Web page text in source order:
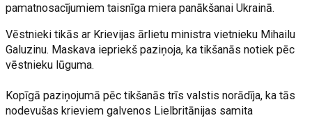
pamatnosacījumiem taisnīga miera panākšanai Ukrainā.
Vēstnieki tikās ar Krievijas ārlietu ministra vietnieku Mihailu
Galuzinu. Maskava iepriekš paziņoja, ka tikšanās notiek pēc
vēstnieku lūguma.
Kopīgā paziņojumā pēc tikšanās trīs valstis norādīja, ka tās
nodevušas krieviem galvenos Lielbritānijas samita